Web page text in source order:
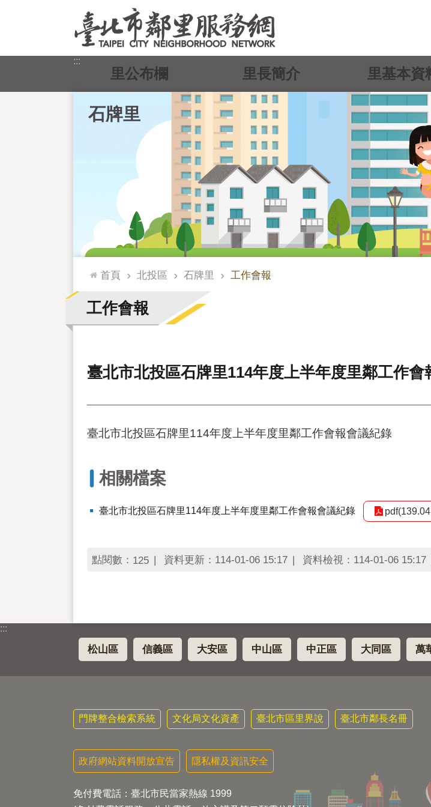
:::
石牌里
里公布欄 里長簡介 里基本資
::: 首頁 北投區 石牌里 工作會報
工作會報
臺北市北投區石牌里114年度上半年度里鄰工作會
臺北市北投區石牌里114年度上半年度里鄰工作會報會議紀錄
相關檔案
臺北市北投區石牌里114年度上半年度里鄰工作會報會議紀錄
點閱數： 125 資料更新：114-01-06 15:17 資料檢視：114-01-06 15:17
:::
松山區 信義區 大安區 中山區 中正區 大同區 萬
門牌整合檢索系統 文化局文化資產 臺北市區里界說 臺北市鄰長名冊
政府網站資料開放宣告 隱私權及資訊安全
免付費電話：臺北市民當家熱線 1999